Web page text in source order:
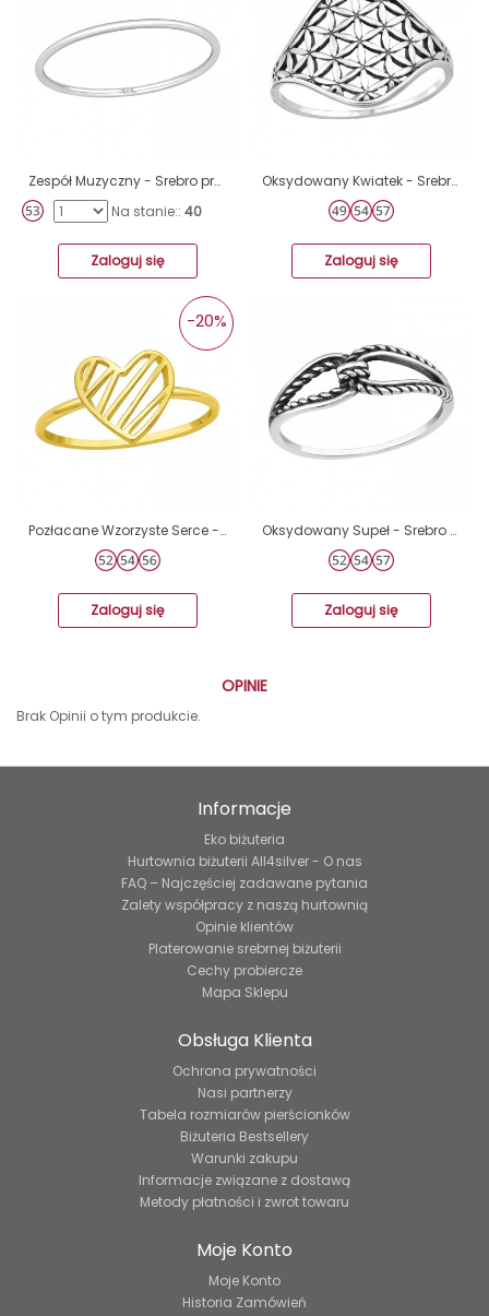
Zespół Muzyczny - Srebro próby 925 Srebrne pierścionki A4S29250
Na stanie:: 40
Zaloguj się
Oksydowany Kwiatek - Srebro Próby 925 Srebrne Pierścionki A4S46877
Zaloguj się
Pozłacane Wzorzyste Serce - Srebro Próby 925 Srebrne Pierścionki A4S46322
-20%
Zaloguj się
Oksydowany Supeł - Srebro Próby 925 Srebrne Pierścionki A4S47674
Zaloguj się
OPINIE
Brak Opinii o tym produkcie.
Informacje
Eko biżuteria
Hurtownia biżuterii All4silver - O nas
FAQ – Najczęściej zadawane pytania
Zalety współpracy z naszą hurtownią
Opinie klientów
Platerowanie srebrnej biżuterii
Cechy probiercze
Mapa Sklepu
Obsługa Klienta
Ochrona prywatności
Nasi partnerzy
Tabela rozmiarów pierścionków
Biżuteria Bestsellery
Warunki zakupu
Informacje związane z dostawą
Metody płatności i zwrot towaru
Moje Konto
Moje Konto
Historia Zamówień